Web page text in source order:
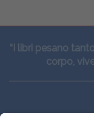
“I libri pesano
corpo,